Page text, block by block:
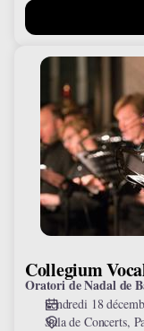
Collegium
Gent
Herreweghe
Collegium
Oratori de Nadal de
vendredi 18
Sala de Concerts